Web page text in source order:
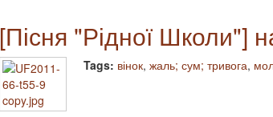
[Пісня "Рідної Школи"]
Tags: вінок, жаль; сум; тривога,